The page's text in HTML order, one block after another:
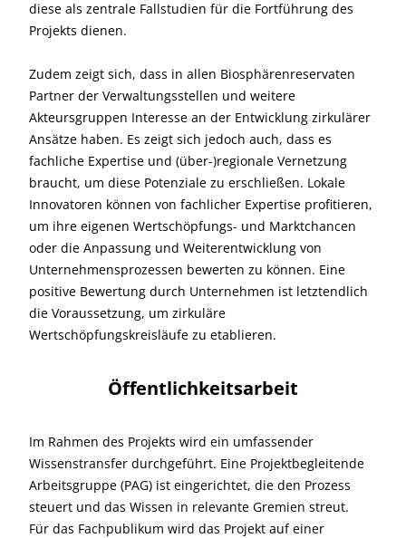
diese als zentrale Fallstudien für die Fortführung des
Projekts dienen.
Zudem zeigt sich, dass in allen Biosphärenreservaten
Partner der Verwaltungsstellen und weitere
Akteursgruppen Interesse an der Entwicklung zirkulärer
Ansätze haben. Es zeigt sich jedoch auch, dass es
fachliche Expertise und (über-)regionale Vernetzung
braucht, um diese Potenziale zu erschließen. Lokale
Innovatoren können von fachlicher Expertise profitieren,
um ihre eigenen Wertschöpfungs- und Marktchancen
oder die Anpassung und Weiterentwicklung von
Unternehmensprozessen bewerten zu können. Eine
positive Bewertung durch Unternehmen ist letztendlich
die Voraussetzung, um zirkuläre
Wertschöpfungskreisläufe zu etablieren.
Öffentlichkeitsarbeit
Im Rahmen des Projekts wird ein umfassender
Wissenstransfer durchgeführt. Eine Projektbegleitende
Arbeitsgruppe (PAG) ist eingerichtet, die den Prozess
steuert und das Wissen in relevante Gremien streut.
Für das Fachpublikum wird das Projekt auf einer